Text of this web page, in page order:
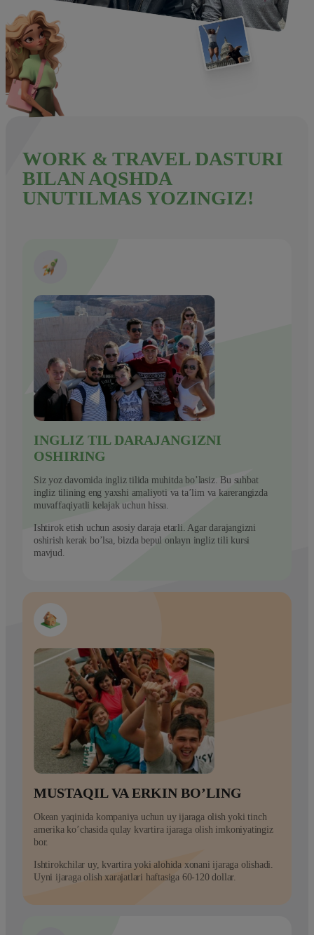
WORK & TRAVEL DASTURI
BILAN AQSHDA
UNUTILMAS YOZINGIZ!
INGLIZ TIL DARAJANGIZNI
OSHIRING
Siz yoz davomida ingliz tilida muhitda bo’lasiz. Bu suhbat
ingliz tilining eng yaxshi amaliyoti va ta’lim va karerangizda
muvaffaqiyatli kelajak uchun hissa.
Ishtirok etish uchun asosiy daraja etarli. Agar darajangizni
oshirish kerak bo’lsa, bizda bepul onlayn ingliz tili kursi
mavjud.
MUSTAQIL VA ERKIN BO’LING
Okean yaqinida kompaniya uchun uy ijaraga olish yoki tinch
amerika ko’chasida qulay kvartira ijaraga olish imkoniyatingiz
bor.
Ishtirokchilar uy, kvartira yoki alohida xonani ijaraga olishadi.
Uyni ijaraga olish xarajatlari haftasiga 60-120 dollar.